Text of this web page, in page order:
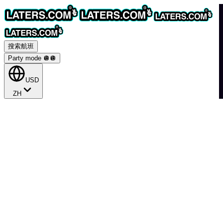
搜索航班
Party mode 🪩 🪩
USD
ZH